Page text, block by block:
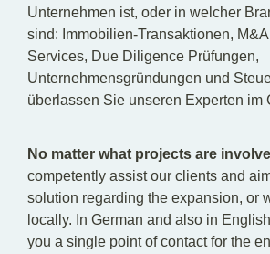
Unternehmen ist, oder in welcher
sind: Immobilien-Transaktionen,
Services, Due Diligence Prüfungen,
Unternehmensgründungen und
überlassen Sie unseren Experten im
No matter what projects are
competently assist our clients and
solution regarding the expansion, or
locally. In German and also in
you a single point of contact for the